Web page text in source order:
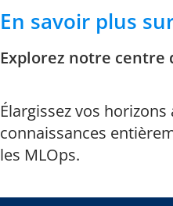
En savoir plus
Explorez notre centre
Élargissez vos
connaissances
les MLOps.